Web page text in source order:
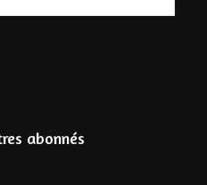
abonnés